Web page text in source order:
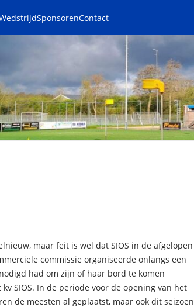
SponsorenContact
maar feit is wel dat SIOS in de afgelopen
commissie organiseerde onlangs een
had om zijn of haar bord te komen
SIOS. In de periode voor de opening van het
de meesten al geplaatst, maar ook dit seizoen